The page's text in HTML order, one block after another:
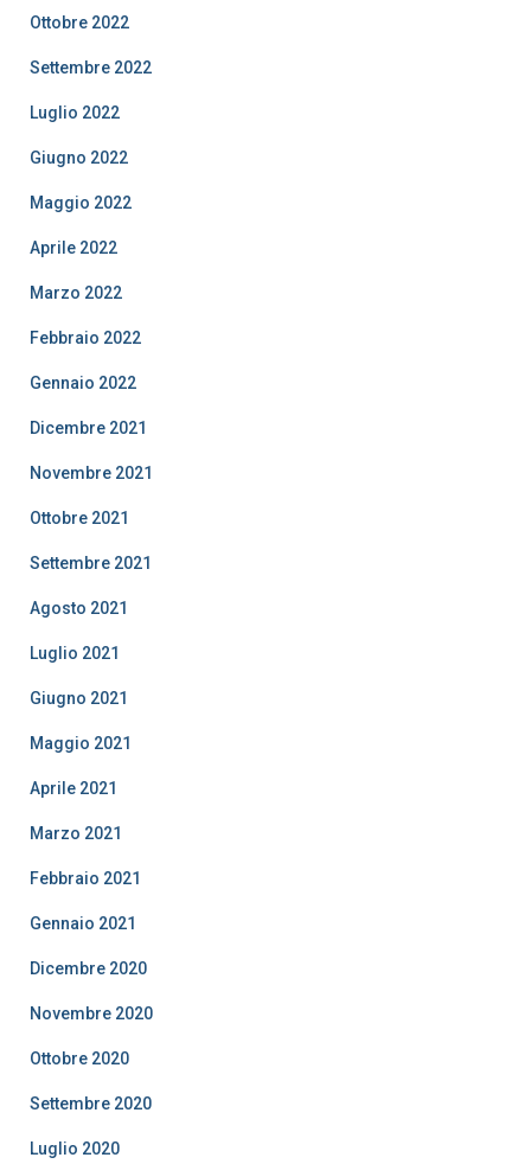
Ottobre 2022
Settembre 2022
Luglio 2022
Giugno 2022
Maggio 2022
Aprile 2022
Marzo 2022
Febbraio 2022
Gennaio 2022
Dicembre 2021
Novembre 2021
Ottobre 2021
Settembre 2021
Agosto 2021
Luglio 2021
Giugno 2021
Maggio 2021
Aprile 2021
Marzo 2021
Febbraio 2021
Gennaio 2021
Dicembre 2020
Novembre 2020
Ottobre 2020
Settembre 2020
Luglio 2020